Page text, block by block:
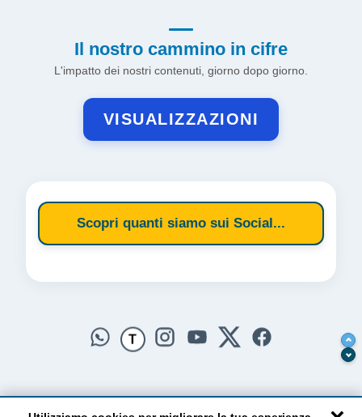
Il nostro cammino in cifre
L'impatto dei nostri contenuti, giorno dopo giorno.
VISUALIZZAZIONI
Scopri quanti siamo sui Social...
T